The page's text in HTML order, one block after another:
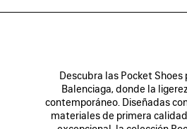
Descubra las Pocket Shoes
Balenciaga, donde la
contemporáneo. Diseñadas
materiales de primera